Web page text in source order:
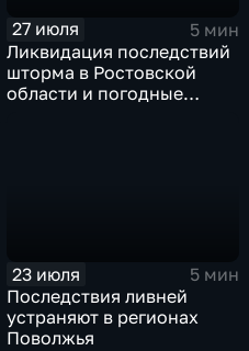
27 июля
5 мин
Ликвидация последствий
шторма в Ростовской
области и погодные
23 июля
5 мин
Последствия ливней
устраняют в регионах
Поволжья